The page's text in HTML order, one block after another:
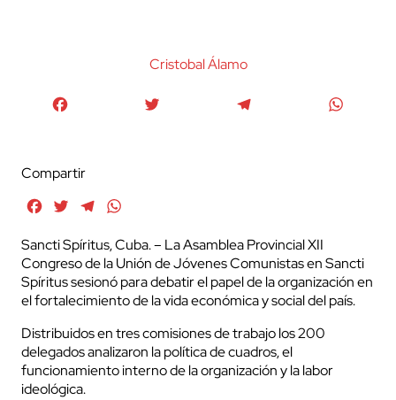
Cristobal Álamo
Compartir
FacebookTwitterTelegram
Sancti Spíritus, Cuba. – La Asamblea Provincial XII
Congreso de la Unión de Jóvenes Comunistas en Sancti
Spíritus sesionó para debatir el papel de la organización en
el fortalecimiento de la vida económica y social del país.
Distribuidos en tres comisiones de trabajo los 200
delegados analizaron la política de cuadros, el
funcionamiento interno de la organización y la labor
ideológica.